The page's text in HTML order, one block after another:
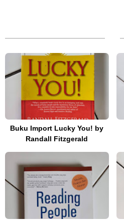
Buku Import Lucky You! by
Randall Fitzgerald